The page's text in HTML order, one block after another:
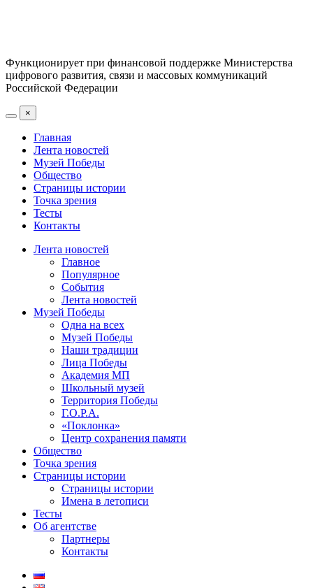
Функционирует при финансовой поддержке Министерства
цифрового развития, связи и массовых коммуникаций
Российской Федерации
×
Главная
Лента новостей
Музей Победы
Общество
Страницы истории
Точка зрения
Тесты
Контакты
Лента новостей
Главное
Популярное
События
Лента новостей
Музей Победы
Одна на всех
Музей Победы
Наши традиции
Лица Победы
Академия МП
Школьный музей
Территория Победы
Г.О.Р.А.
«Поклонка»
Центр сохранения памяти
Общество
Точка зрения
Страницы истории
Страницы истории
Имена в летописи
Тесты
Об агентстве
Партнеры
Контакты